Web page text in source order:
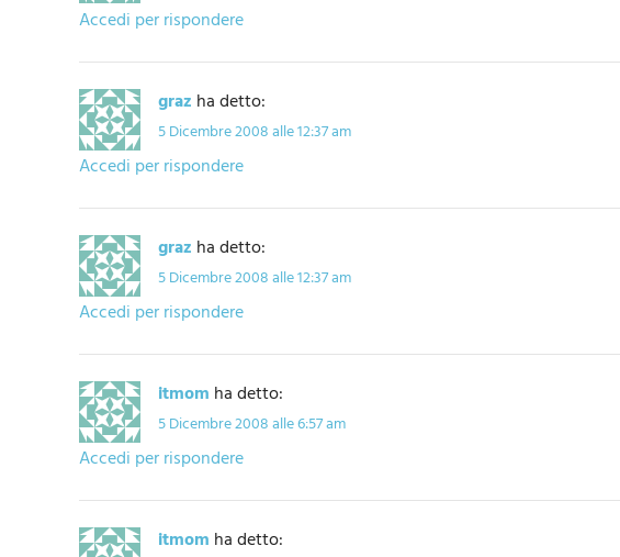
Accedi per rispondere
graz ha detto:
5 Dicembre 2008 alle 12:37 am
Accedi per rispondere
graz ha detto:
5 Dicembre 2008 alle 12:37 am
Accedi per rispondere
itmom ha detto:
5 Dicembre 2008 alle 6:57 am
Accedi per rispondere
itmom ha detto: